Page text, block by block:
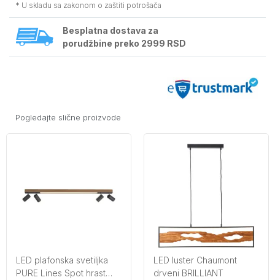
* U skladu sa zakonom o zaštiti potrošača
Besplatna dostava za
porudžbine preko 2999 RSD
Pogledajte slične proizvode
LED plafonska svetiljka
PURE Lines Spot hrast
LED luster Chaumont
drveni BRILLIANT